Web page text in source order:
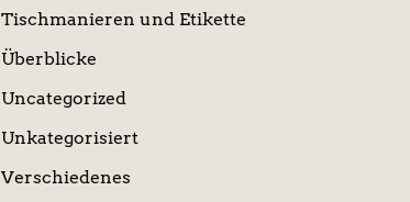
Tischmanieren und Etikette
Überblicke
Uncategorized
Unkategorisiert
Verschiedenes